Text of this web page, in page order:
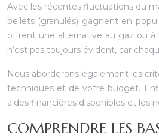
Avec les récentes fluctuations du
pellets (granulés) gagnent en
offrent une alternative au gaz ou
n’est pas toujours évident, car
Nous aborderons également les
techniques et de votre budget.
aides financières disponibles et les
COMPRENDRE LES